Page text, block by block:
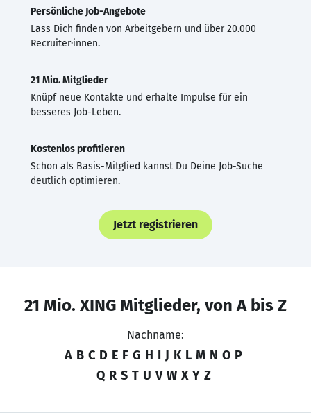
Persönliche Job-Angebote
Lass Dich finden von Arbeitgebern und über 20.000
Recruiter·innen.
21 Mio. Mitglieder
Knüpf neue Kontakte und erhalte Impulse für ein
besseres Job-Leben.
Kostenlos profitieren
Schon als Basis-Mitglied kannst Du Deine Job-Suche
deutlich optimieren.
Jetzt registrieren
21 Mio. XING Mitglieder, von A bis Z
Nachname:
A B C D E F G H I J K L M N O P
Q R S T U V W X Y Z